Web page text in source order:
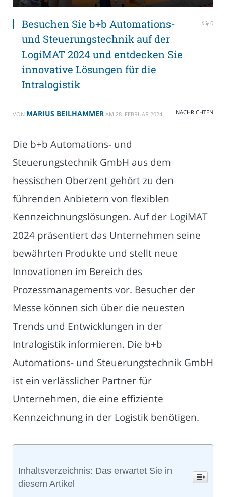
Besuchen Sie b+b Automations-
und Steuerungstechnik auf der
LogiMAT 2024 und entdecken Sie
innovative Lösungen für die
Intralogistik
0
VON MARIUS BEILHAMMER AM 28. FEBRUAR 2024 NACHRICHTEN
Die b+b Automations- und
Steuerungstechnik GmbH aus dem
hessischen Oberzent gehört zu den
führenden Anbietern von flexiblen
Kennzeichnungslösungen. Auf der LogiMAT
2024 präsentiert das Unternehmen seine
bewährten Produkte und stellt neue
Innovationen im Bereich des
Prozessmanagements vor. Besucher der
Messe können sich über die neuesten
Trends und Entwicklungen in der
Intralogistik informieren. Die b+b
Automations- und Steuerungstechnik GmbH
ist ein verlässlicher Partner für
Unternehmen, die eine effiziente
Kennzeichnung in der Logistik benötigen.
Inhaltsverzeichnis: Das erwartet Sie in
diesem Artikel